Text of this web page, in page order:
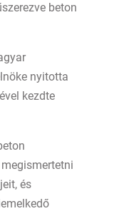
beton
nyitotta
kezdte
és